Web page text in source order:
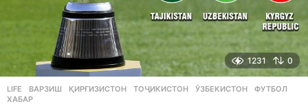
1231 0
LIFE ВАРЗИШ ,ҚИРҒИЗИСТОН ,ТОҶИКИСТОН ,ӮЗБЕКИСТОН ,ФУТБОЛ
ХАБАР